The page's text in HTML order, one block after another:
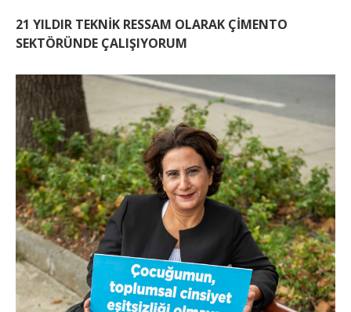
21 YILDIR TEKNİK RESSAM OLARAK ÇİMENTO
SEKTÖRÜNDE ÇALIŞIYORUM